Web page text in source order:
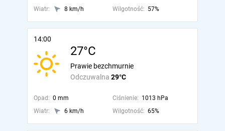
Wiatr:
8 km/h Wilgotność: 57%
14:00
27°C
Odczuwalna 29°C
Prawie bezchmurnie
Opad: 0 mm Ciśnienie: 1013 hPa
Wiatr:
6 km/h Wilgotność: 65%